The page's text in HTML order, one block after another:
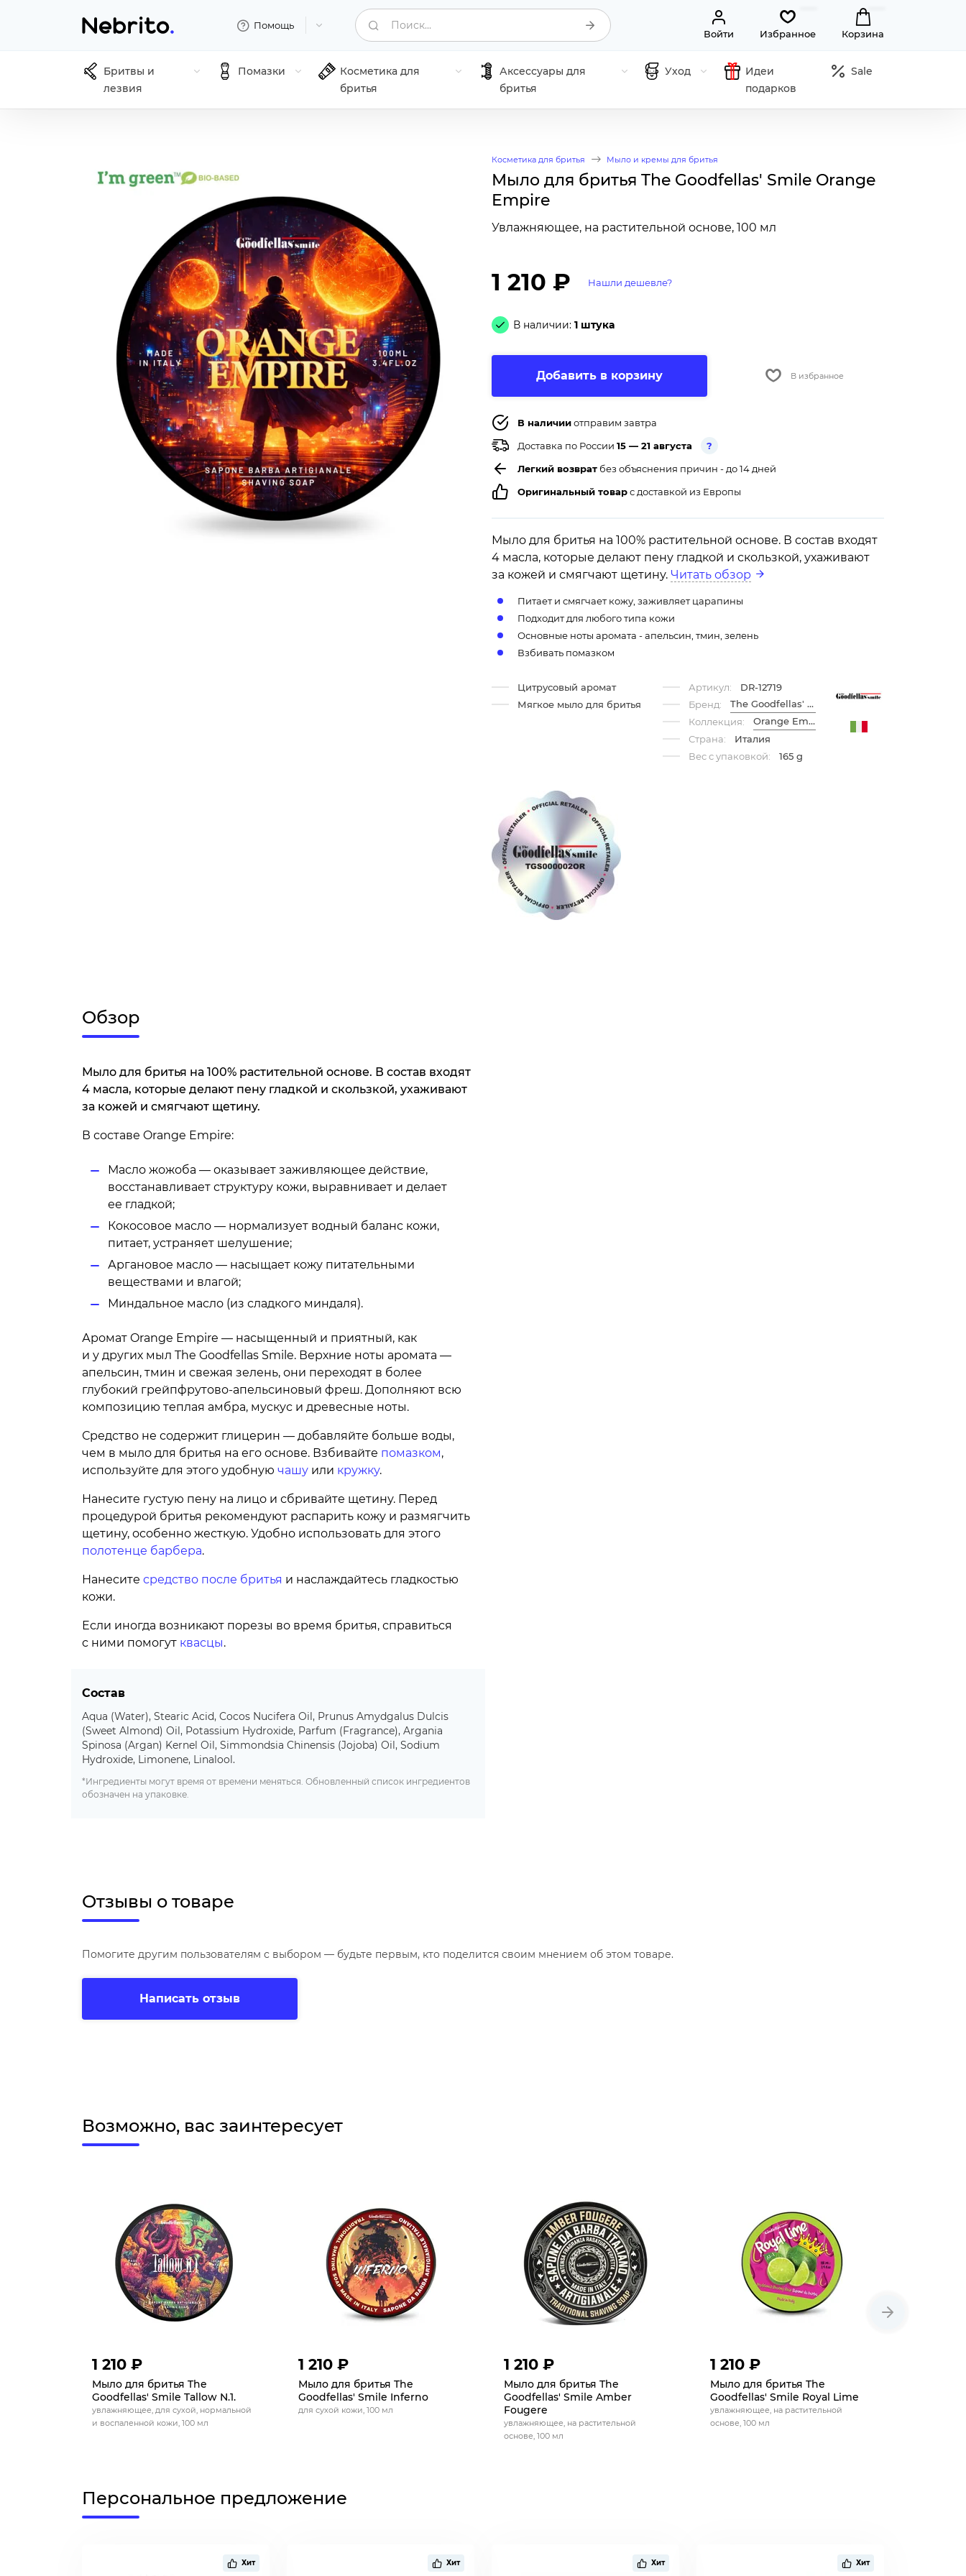
Помощь Поиск...
Войти Избранное Корзина
Бритвы и
лезвия
Помазки
Косметика для
бритья
Аксессуары для
бритья
Уход
Идеи
подарков
Sale
Косметика для бритья Мыло и кремы для бритья
Мыло для бритья The Goodfellas' Smile Orange
Empire
Увлажняющее, на растительной основе, 100 мл
1 210 ₽ Нашли дешевле?
В наличии: 1 штука
Добавить в корзину В избранное
В наличииотправим завтра
Доставка по России 15 — 21 августа
?
Легкий возврат без объяснения причин - до 14 дней
Оригинальный товарс доставкой из Европы
Мыло для бритья на 100% растительной основе. В состав входят
4 масла, которые делают пену гладкой и скользкой, ухаживают
за кожей и смягчают щетину. Читать обзор
Питает и смягчает кожу, заживляет царапины
Подходит для любого типа кожи
Основные ноты аромата - апельсин, тмин, зелень
Взбивать помазком
Цитрусовый аромат
Мягкое мыло для бритья
Артикул:
DR-12719
Бренд:
The Goodfellas' Smile
Коллекция:
Orange Empire
Страна:
Италия
Вес с упаковкой:
165 g
Обзор
Мыло для бритья на 100% растительной основе. В состав входят
4 масла, которые делают пену гладкой и скользкой, ухаживают
за кожей и смягчают щетину.
В составе Orange Empire:
Масло жожоба — оказывает заживляющее действие,
восстанавливает структуру кожи, выравнивает и делает
ее гладкой;
Кокосовое масло — нормализует водный баланс кожи,
питает, устраняет шелушение;
Аргановое масло — насыщает кожу питательными
веществами и влагой;
Миндальное масло (из сладкого миндаля).
Аромат Orange Empire — насыщенный и приятный, как
и у других мыл The Goodfellas Smile. Верхние ноты аромата —
апельсин, тмин и свежая зелень, они переходят в более
глубокий грейпфрутово-апельсиновый фреш. Дополняют всю
композицию теплая амбра, мускус и древесные ноты.
Средство не содержит глицерин — добавляйте больше воды,
чем в мыло для бритья на его основе. Взбивайте помазком,
используйте для этого удобную чашу или кружку.
Нанесите густую пену на лицо и сбривайте щетину. Перед
процедурой бритья рекомендуют распарить кожу и размягчить
щетину, особенно жесткую. Удобно использовать для этого
полотенце барбера.
Нанесите средство после бритья и наслаждайтесь гладкостью
кожи.
Если иногда возникают порезы во время бритья, справиться
с ними помогут квасцы.
Состав
Aqua (Water), Stearic Acid, Cocos Nucifera Oil, Prunus Amydgalus Dulcis
(Sweet Almond) Oil, Potassium Hydroxide, Parfum (Fragrance), Argania
Spinosa (Argan) Kernel Oil, Simmondsia Chinensis (Jojoba) Oil, Sodium
Hydroxide, Limonene, Linalool.
*Ингредиенты могут время от времени меняться. Обновленный список ингредиентов
обозначен на упаковке.
Отзывы о товаре
Помогите другим пользователям с выбором — будьте первым, кто поделится своим мнением об этом товаре.
Написать отзыв
Возможно, вас заинтересует
1 210 ₽
Мыло для бритья The
Goodfellas' Smile Tallow N.1.
увлажняющее, для сухой, нормальной
и воспаленной кожи, 100 мл
1 210 ₽
Мыло для бритья The
Goodfellas' Smile Inferno
для сухой кожи, 100 мл
1 210 ₽
Мыло для бритья The
Goodfellas' Smile Amber
Fougere
увлажняющее, на растительной
основе, 100 мл
1 210 ₽
Мыло для бритья The
Goodfellas' Smile Royal Lime
увлажняющее, на растительной
основе, 100 мл
Персональное предложение
Хит Хит Хит Хит